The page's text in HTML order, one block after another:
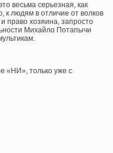
весьма серьезная, как
к людям в отличие от волков
право хозяина, запросто
Михайло Потапычи
«НИ», только уже с